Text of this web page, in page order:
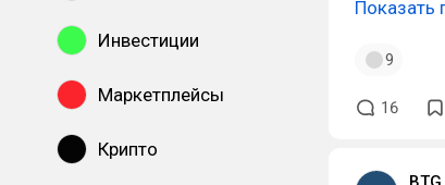
Инвестиции
Маркетплейсы
Крипто
Показать
9
16